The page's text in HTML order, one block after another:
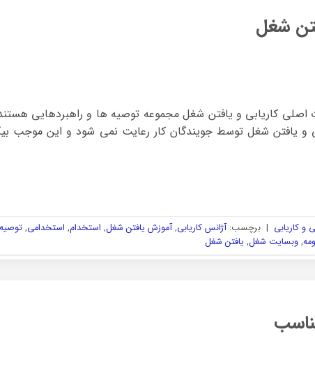
شغل
اصلی کاریابی و یافتن شغل مجموعه توصیه ها و راهبردهایی
و یافتن شغل توسط جویندگان کار رعایت نمی شود و این موجب
و کاریابی | برچسب:آژانس کاریابی,آموزش یافتن شغل, استخدام, استخدامی,
,وبسایت شغل, یافتن شغل